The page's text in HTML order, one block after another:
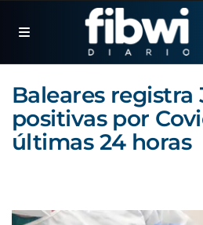
Baleares registra
positivas por
últimas 24 horas